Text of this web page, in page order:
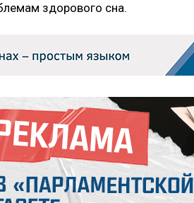
здорового сна.